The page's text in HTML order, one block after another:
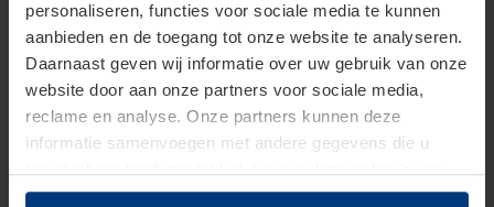
personaliseren, functies voor sociale media te kunnen
aanbieden en de toegang tot onze website te analyseren.
Daarnaast geven wij informatie over uw gebruik van onze
website door aan onze partners voor sociale media,
reclame en analyse. Onze partners kunnen deze
informatie samenvoegen met andere gegevens die u
hun diensten hebben verzameld.